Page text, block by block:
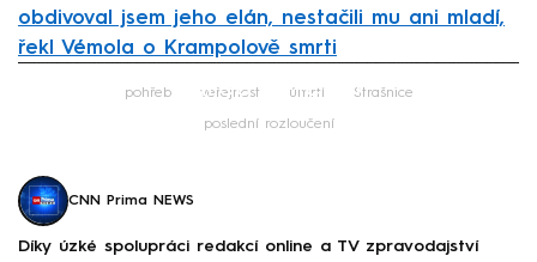
obdivoval jsem jeho elán, nestačili mu ani mladí,
řekl Vémola o Krampolově smrti
Failed to fetch
pohřeb veřejnost úmrtí Strašnice
poslední rozloučení
CNN Prima NEWS
Díky úzké spolupráci redakcí online a TV zpravodajství